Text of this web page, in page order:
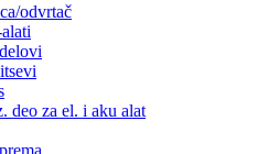
odvrtač
deo za el. i aku alat